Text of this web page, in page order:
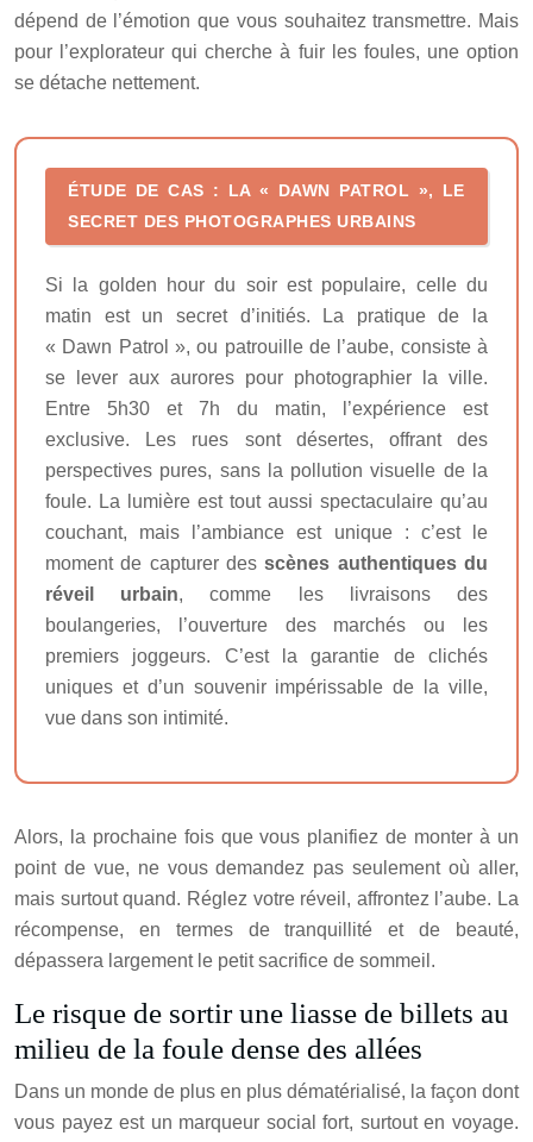
dépend de l’émotion que vous souhaitez transmettre. Mais
pour l’explorateur qui cherche à fuir les foules, une option
se détache nettement.
ÉTUDE DE CAS : LA « DAWN PATROL », LE
SECRET DES PHOTOGRAPHES URBAINS
Si la golden hour du soir est populaire, celle du
matin est un secret d’initiés. La pratique de la
« Dawn Patrol », ou patrouille de l’aube, consiste à
se lever aux aurores pour photographier la ville.
Entre 5h30 et 7h du matin, l’expérience est
exclusive. Les rues sont désertes, offrant des
perspectives pures, sans la pollution visuelle de la
foule. La lumière est tout aussi spectaculaire qu’au
couchant, mais l’ambiance est unique : c’est le
moment de capturer desscènes authentiques du
réveil urbain, comme les livraisons des
boulangeries, l’ouverture des marchés ou les
premiers joggeurs. C’est la garantie de clichés
uniques et d’un souvenir impérissable de la ville,
vue dans son intimité.
Alors, la prochaine fois que vous planifiez de monter à un
point de vue, ne vous demandez pas seulement où aller,
mais surtout quand. Réglez votre réveil, affrontez l’aube. La
récompense, en termes de tranquillité et de beauté,
dépassera largement le petit sacrifice de sommeil.
Le risque de sortir une liasse de billets au
milieu de la foule dense des allées
Dans un monde de plus en plus dématérialisé, la façon dont
vous payez est un marqueur social fort, surtout en voyage.